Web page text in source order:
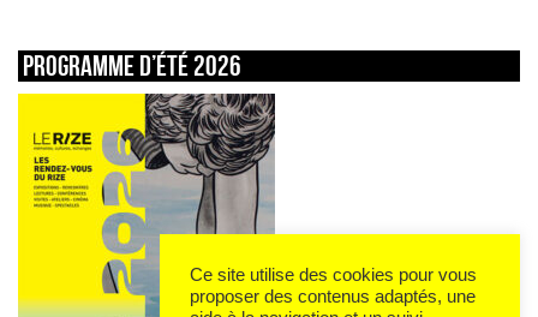
Programme d’été 2026
Ce site utilise des cookies pour vous
proposer des contenus adaptés, une